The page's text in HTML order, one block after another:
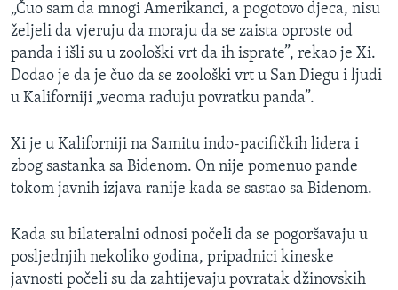
„Čuo sam da mnogi Amerikanci, a pogotovo djeca, nisu
željeli da vjeruju da moraju da se zaista oproste od
panda i išli su u zoološki vrt da ih isprate”, rekao je Xi.
Dodao je da je čuo da se zoološki vrt u San Diegu i ljudi
u Kaliforniji „veoma raduju povratku panda”.
Xi je u Kaliforniji na Samitu indo-pacifičkih lidera i
zbog sastanka sa Bidenom. On nije pomenuo pande
tokom javnih izjava ranije kada se sastao sa Bidenom.
Kada su bilateralni odnosi počeli da se pogoršavaju u
posljednjih nekoliko godina, pripadnici kineske
javnosti počeli su da zahtijevaju povratak džinovskih